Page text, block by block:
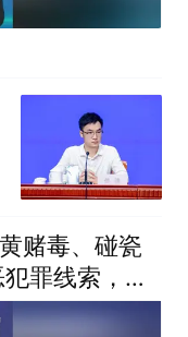
赌毒、碰瓷
罪线索，河
65883344